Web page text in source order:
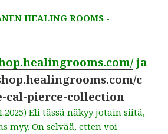
HEALING ROOMS -
ja
c
cal-pierce-collection
Eli tässä näkyy jotain siitä,
myy. On selvää, etten voi